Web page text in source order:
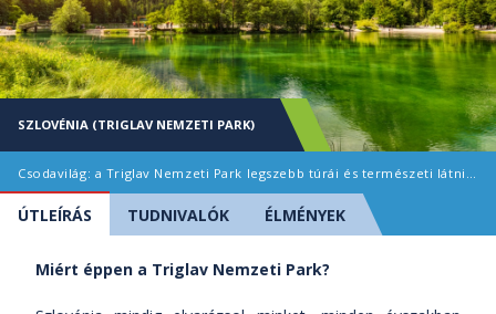
SZLOVÉNIA (TRIGLAV NEMZETI PARK)
Csodavilág: a Triglav Nemzeti Park legszebb túrái és természeti látnivalói
ÚTLEÍRÁS TUDNIVALÓK ÉLMÉNYEK
Miért éppen a Triglav Nemzeti Park?